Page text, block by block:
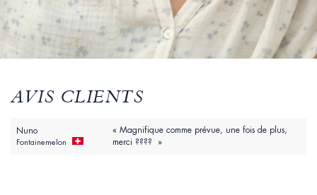
AVIS CLIENTS
Nuno
Fontainemelon
« Magnifique comme prévue, une fois de plus,
merci ???? »